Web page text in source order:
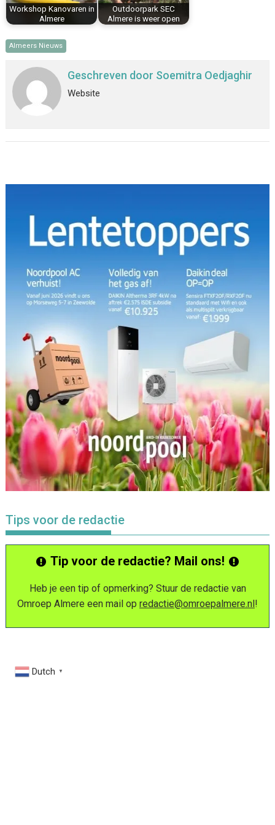
Workshop Kanovaren in
Almere
Outdoorpark SEC
Almere is weer open
Almeers Nieuws
Geschreven door Soemitra Oedjaghir
Website
Tips voor de redactie
Tip voor de redactie? Mail ons!
Heb je een tip of opmerking? Stuur de redactie van
Omroep Almere een mail op redactie@omroepalmere.nl!
Dutch ▼